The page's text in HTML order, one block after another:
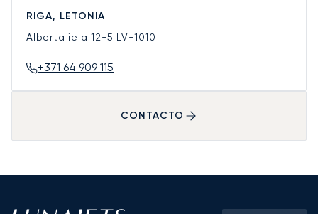
RIGA, LETONIA
Alberta iela 12-5 LV-1010
+371 64 909 115
CONTACTO